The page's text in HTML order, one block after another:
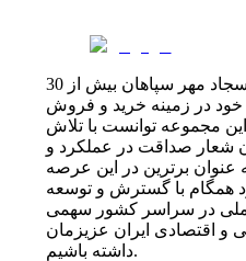
مرکزآهن با نام تجاری آهن سجاد مهر سپاهان بیش از 30
در زمینه خرید و فروش
مجموعه توانست با تلاش
شعار صداقت در عملکرد و
برترین در این عرصه
همگام با گسترش و توسعه
ملی در سراسر کشور سهمی
و اقتصادی ایران عزیزمان
داشته باشیم.